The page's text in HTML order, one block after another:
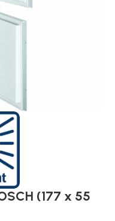
(177 x 55